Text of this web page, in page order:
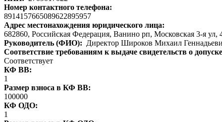
Номер контактного телефона:
8914157665089622895957
Адрес местонахождения юридического лица:
682860, Российская Федерация, Ванино рп, Московская 3-я ул,
Руководитель (ФИО): Директор Широков Михаил
Соответствие требованиям к выдаче свидетельств о
Соответствует
КФ ВВ:
1
Размер взноса в КФ ВВ:
100000
КФ ОДО:
1